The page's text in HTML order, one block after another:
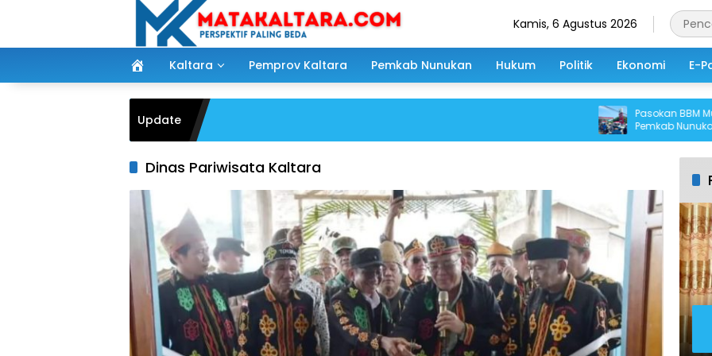
Kamis, 6 Agustus 2026
Kaltara Pemprov Kaltara Pemkab Nunukan Hukum Politik Ekonomi E-
Update
Pasokan BBM Mulai
Pemkab Nunukan
SPBU Segera Terurai
Dinas Pariwisata Kaltara